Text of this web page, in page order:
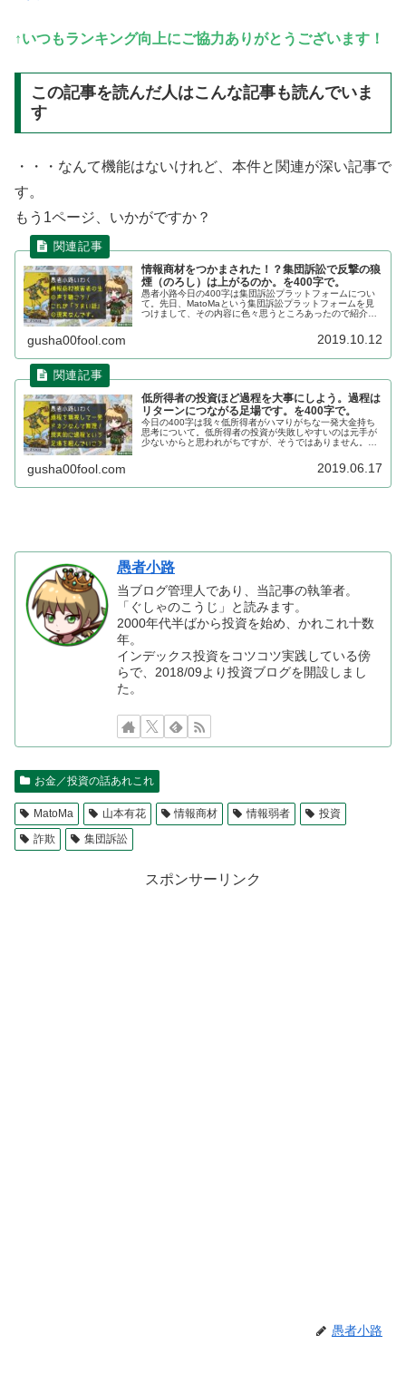
↑いつもランキング向上にご協力ありがとうございます！
この記事を読んだ人はこんな記事も読んでいま
す
・・・なんて機能はないけれど、本件と関連が深い記事で
す。
もう1ページ、いかがですか？
情報商材をつかまされた！？集団訴訟で反撃の狼
煙（のろし）は上がるのか。を400字で。
愚者小路今日の400字は集団訴訟プラットフォームについ
て。先日、MatoMaという集団訴訟プラットフォームを見
つけまして、その内容に色々思うところあったので紹介も
gusha00fool.com 2019.10.12
低所得者の投資ほど過程を大事にしよう。過程は
リターンにつながる足場です。を400字で。
今日の400字は我々低所得者がハマりがちな一発大金持ち
思考について。低所得者の投資が失敗しやすいのは元手が
少ないからと思われがちですが、そうではありません。資
gusha00fool.com 2019.06.17
愚者小路
当ブログ管理人であり、当記事の執筆者。
「ぐしゃのこうじ」と読みます。
2000年代半ばから投資を始め、かれこれ十数
年。
インデックス投資をコツコツ実践している傍
らで、2018/09より投資ブログを開設しまし
た。
お金／投資の話あれこれ
MatoMa 山本有花 情報商材 情報弱者
投資
詐欺
集団訴訟
スポンサーリンク
愚者小路